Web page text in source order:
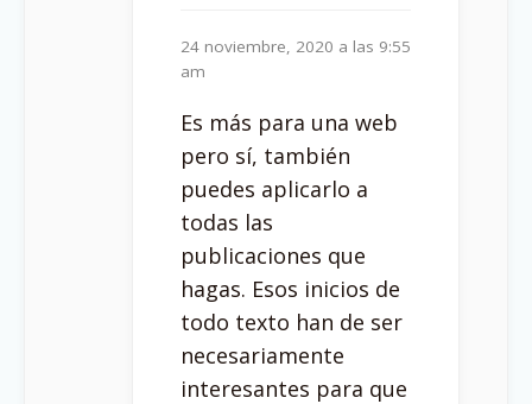
24 noviembre, 2020 a las 9:55
am
Es más para una web
pero sí, también
puedes aplicarlo a
todas las
publicaciones que
hagas. Esos inicios de
todo texto han de ser
necesariamente
interesantes para que